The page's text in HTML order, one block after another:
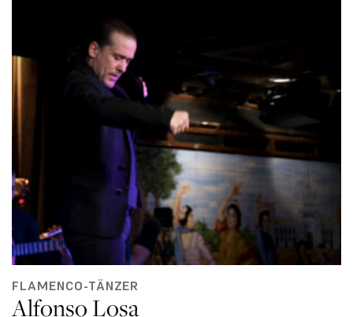
FLAMENCO-TÄNZER
Alfonso Losa